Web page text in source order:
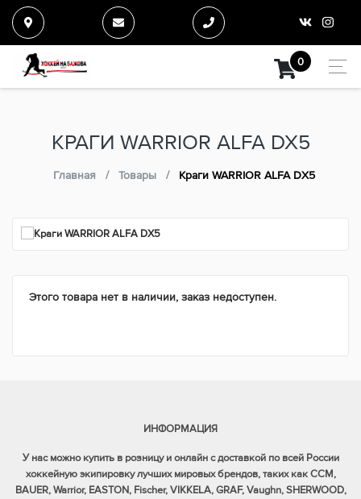
0
КРАГИ WARRIOR ALFA DX5
Главная Товары Краги WARRIOR ALFA DX5
Этого товара нет в наличии, заказ недоступен.
ИНФОРМАЦИЯ
У нас можно купить в розницу и онлайн с доставкой по всей России
хоккейную экипировку лучших мировых брендов, таких как CCM,
BAUER, Warrior, EASTON, Fischer, VIKKELA, GRAF, Vaughn, SHERWOOD,